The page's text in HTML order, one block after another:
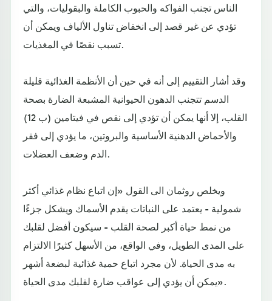
الناس تجنب الفواكه والحبوب الكاملة والبقوليات، والتي
تؤدي عن غير قصد إلى انخفاض تناول الألياف ويمكن أن
تسبب نقصًا في المغذيات.
وقد أشار التقييم إلى أنه في حين أن الأنظمة الغذائية قليلة
الدسم تتجنب الدهون الحيوانية المشبعة الضارة بصحة
القلب، إلا أنها يمكن أن تؤدي إلى نقص في فيتامين (ب 12)
والأحماض الدهنية الأساسية والبروتين، ما يؤدي إلى فقر
الدم وضعف العضلات.
ويخلص روثمان الى القول «إن اتباع نظام غذائي أكثر
شمولية - يعتمد على النباتات يقدم الأسماك ويشكل جزءًا
من نمط حياة أكبر لصحة القلب - سيكون أفضل لقلبك
على المدى الطويل، وفي الواقع، من الأسهل كثيرًا الالتزام
به مدى الحياة. لأن مجرد اتباع حمية غذائية لبضعة أشهر
يمكن أن يؤدي إلى عواقب ضارة لقلبك مدى الحياة».